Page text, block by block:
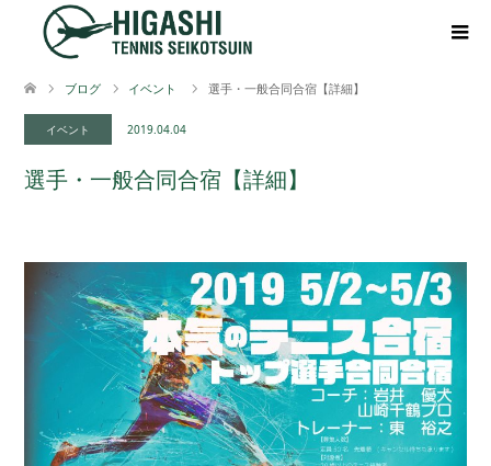
ブログ イベント 選手・一般合同合宿【詳細】
イベント 2019.04.04
選手・一般合同合宿【詳細】